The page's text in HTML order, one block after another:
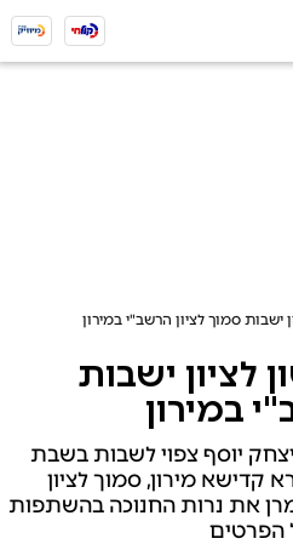
ישבות סמוך לציון הרשב"י במירון
לציון ישבות
במירון
יצחק יוסף צפוי לשבות בשבת
מירון, סמוך לציון
את נרות החנוכה בהשתפות
הפרטים